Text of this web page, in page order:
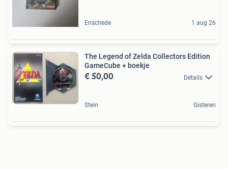
Enschede 1 aug 26
The Legend of Zelda Collectors Edition
GameCube + boekje
€ 50,00 Details
Stein Gisteren